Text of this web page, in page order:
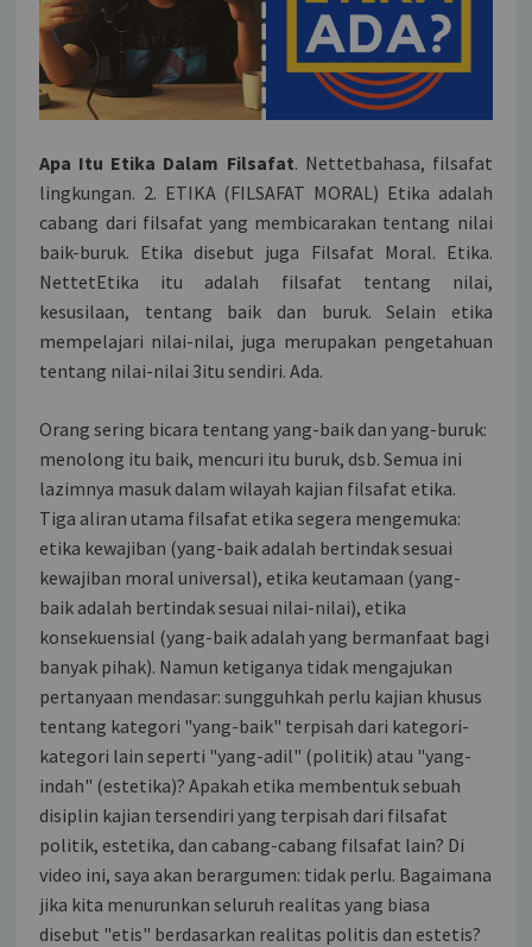
Apa Itu Etika Dalam Filsafat. Nettetbahasa, filsafat
lingkungan. 2. ETIKA (FILSAFAT MORAL) Etika adalah
cabang dari filsafat yang membicarakan tentang nilai
baik-buruk. Etika disebut juga Filsafat Moral. Etika.
NettetEtika itu adalah filsafat tentang nilai,
kesusilaan, tentang baik dan buruk. Selain etika
mempelajari nilai-nilai, juga merupakan pengetahuan
tentang nilai-nilai 3itu sendiri. Ada.
Orang sering bicara tentang yang-baik dan yang-buruk:
menolong itu baik, mencuri itu buruk, dsb. Semua ini
lazimnya masuk dalam wilayah kajian filsafat etika.
Tiga aliran utama filsafat etika segera mengemuka:
etika kewajiban (yang-baik adalah bertindak sesuai
kewajiban moral universal), etika keutamaan (yang-
baik adalah bertindak sesuai nilai-nilai), etika
konsekuensial (yang-baik adalah yang bermanfaat bagi
banyak pihak). Namun ketiganya tidak mengajukan
pertanyaan mendasar: sungguhkah perlu kajian khusus
tentang kategori "yang-baik" terpisah dari kategori-
kategori lain seperti "yang-adil" (politik) atau "yang-
indah" (estetika)? Apakah etika membentuk sebuah
disiplin kajian tersendiri yang terpisah dari filsafat
politik, estetika, dan cabang-cabang filsafat lain? Di
video ini, saya akan berargumen: tidak perlu. Bagaimana
jika kita menurunkan seluruh realitas yang biasa
disebut "etis" berdasarkan realitas politis dan estetis?